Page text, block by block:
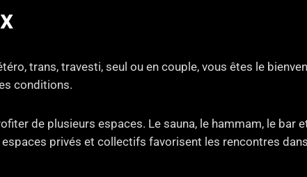
trans, travesti, seul ou en couple, vous êtes le
conditions.
de plusieurs espaces. Le sauna, le hammam, le
privés et collectifs favorisent les rencontres